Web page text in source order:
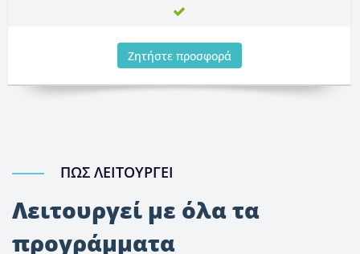
Ζητήστε προσφορά
ΠΩΣ ΛΕΙΤΟΥΡΓΕΊ
Λειτουργεί με όλα τα
προγράμματα